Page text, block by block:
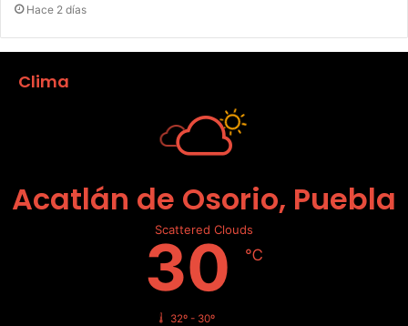
Hace 2 días
Clima
Acatlán de Osorio, Puebla
Scattered Clouds
30 ℃
32º - 30º